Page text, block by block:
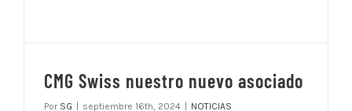
CMG Swiss nuestro nuevo asociado
Por SG septiembre 16th, 2024 NOTICIAS